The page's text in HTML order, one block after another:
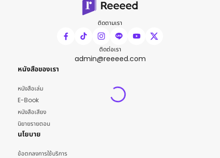
ติดตามเรา
ติดต่อเรา
admin@reeeed.com
หนังสือของเรา
หนังสือเล่ม
E-Book
หนังสือเสียง
นิยายรายตอน
นโยบาย
ข้อตกลงการใช้บริการ